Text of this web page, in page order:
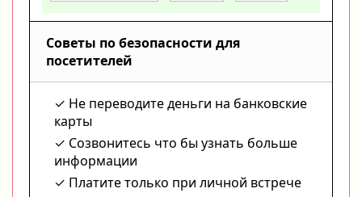
Советы по безопасности для
посетителей
Не переводите деньги на банковские
карты
Созвонитесь что бы узнать больше
информации
Платите только при личной встрече